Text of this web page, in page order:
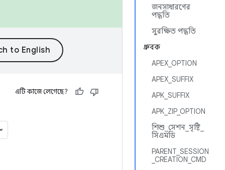
জনসাধারণের
পদ্ধতি
সুরক্ষিত পদ্ধতি
ধ্রুবক
APEX_OPTION
APEX_SUFFIX
APK_SUFFIX
APK_ZIP_OPTION
শিশু_সেশন_সৃষ্টি_
সিএমডি
PARENT_SESSION
_CREATION_CMD
এটি কাজে লেগেছে?